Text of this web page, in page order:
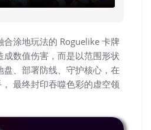
合涂地玩法的 Roguelike 卡牌
数值伤害，而是以范围形状
、部署防线、守护核心，在
最终封印吞噬色彩的虚空领